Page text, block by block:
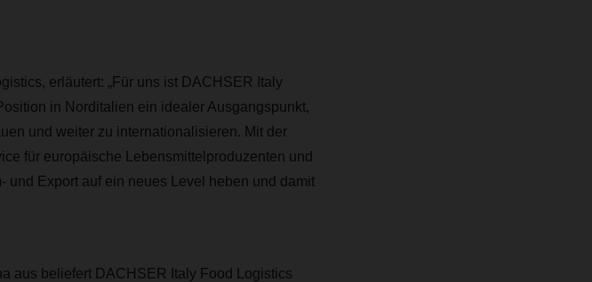
erläutert: „Für uns ist DACHSER Italy
in Norditalien ein idealer Ausgangspunkt,
und weiter zu internationalisieren. Mit der
für europäische Lebensmittelproduzenten und
und Export auf ein neues Level heben und damit
aus beliefert DACHSER Italy Food Logistics